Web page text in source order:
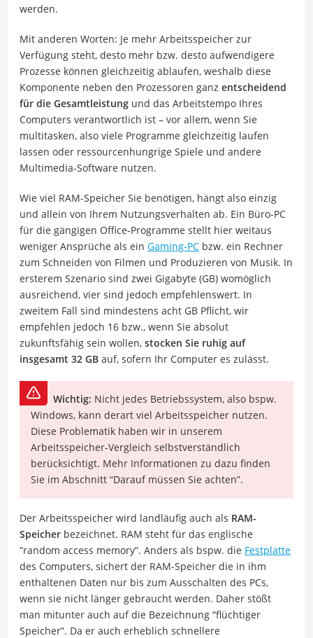
werden.
Mit anderen Worten: Je mehr Arbeitsspeicher zur
Verfügung steht, desto mehr bzw. desto aufwendigere
Prozesse können gleichzeitig ablaufen, weshalb diese
Komponente neben den Prozessoren ganz entscheidend
für die Gesamtleistung und das Arbeitstempo Ihres
Computers verantwortlich ist – vor allem, wenn Sie
multitasken, also viele Programme gleichzeitig laufen
lassen oder ressourcenhungrige Spiele und andere
Multimedia-Software nutzen.
Wie viel RAM-Speicher Sie benötigen, hängt also einzig
und allein von Ihrem Nutzungsverhalten ab. Ein Büro-PC
für die gängigen Office-Programme stellt hier weitaus
weniger Ansprüche als ein Gaming-PC bzw. ein Rechner
zum Schneiden von Filmen und Produzieren von Musik. In
ersterem Szenario sind zwei Gigabyte (GB) womöglich
ausreichend, vier sind jedoch empfehlenswert. In
zweitem Fall sind mindestens acht GB Pflicht, wir
empfehlen jedoch 16 bzw., wenn Sie absolut
zukunftsfähig sein wollen, stocken Sie ruhig auf
insgesamt 32 GB auf, sofern Ihr Computer es zulässt.
Wichtig: Nicht jedes Betriebssystem, also bspw.
Windows, kann derart viel Arbeitsspeicher nutzen.
Diese Problematik haben wir in unserem
Arbeitsspeicher-Vergleich selbstverständlich
berücksichtigt. Mehr Informationen zu dazu finden
Sie im Abschnitt “Darauf müssen Sie achten”.
Der Arbeitsspeicher wird landläufig auch als RAM-
Speicher bezeichnet. RAM steht für das englische
“random access memory”. Anders als bspw. die Festplatte
des Computers, sichert der RAM-Speicher die in ihm
enthaltenen Daten nur bis zum Ausschalten des PCs,
wenn sie nicht länger gebraucht werden. Daher stößt
man mitunter auch auf die Bezeichnung “flüchtiger
Speicher”. Da er auch erheblich schnellere